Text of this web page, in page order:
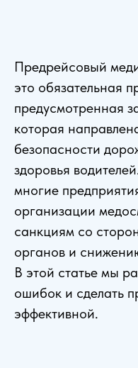
Предрейсовый
это обязательная
предусмотренная
которая
безопасности
здоровья
многие
организации
санкциям со
органов и
В этой статье мы
ошибок и сделать
эффективной.